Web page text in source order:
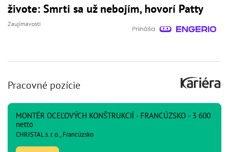
živote: Smrti sa už nebojím, hovorí Patty
Zaujímavosti
Pracovné pozície
MONTÉR OCEĽOVÝCH KONŠTRUKCIÍ - FRANCÚZSKO - 3 600
netto
CHRISTAL s. r. o., Francúzsko